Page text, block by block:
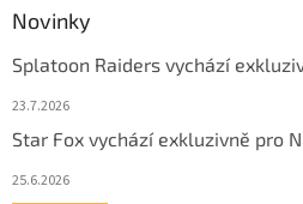
Novinky
Splatoon Raiders vychází
23.7.2026
Star Fox vychází exkluzivně pro
25.6.2026